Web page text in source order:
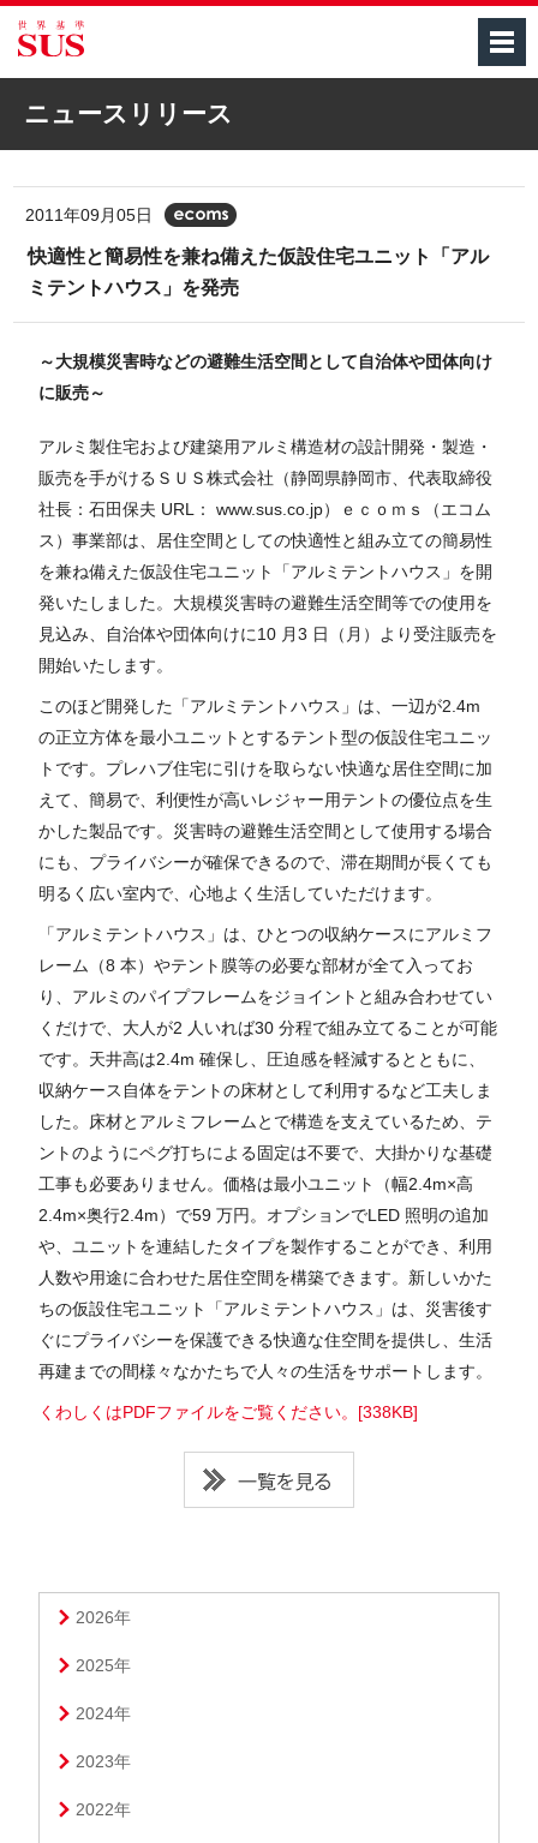
ニュースリリース
2011年09月05日
快適性と簡易性を兼ね備えた仮設住宅ユニット「アル
ミテントハウス」を発売
～大規模災害時などの避難生活空間として自治体や団体向け
に販売～
アルミ製住宅および建築用アルミ構造材の設計開発・製造・
販売を手がけるＳＵＳ株式会社（静岡県静岡市、代表取締役
社長：石田保夫 URL： www.sus.co.jp）ｅｃｏｍｓ（エコム
ス）事業部は、居住空間としての快適性と組み立ての簡易性
を兼ね備えた仮設住宅ユニット「アルミテントハウス」を開
発いたしました。大規模災害時の避難生活空間等での使用を
見込み、自治体や団体向けに10 月3 日（月）より受注販売を
開始いたします。
このほど開発した「アルミテントハウス」は、一辺が2.4m
の正立方体を最小ユニットとするテント型の仮設住宅ユニッ
トです。プレハブ住宅に引けを取らない快適な居住空間に加
えて、簡易で、利便性が高いレジャー用テントの優位点を生
かした製品です。災害時の避難生活空間として使用する場合
にも、プライバシーが確保できるので、滞在期間が長くても
明るく広い室内で、心地よく生活していただけます。
「アルミテントハウス」は、ひとつの収納ケースにアルミフ
レーム（8 本）やテント膜等の必要な部材が全て入ってお
り、アルミのパイプフレームをジョイントと組み合わせてい
くだけで、大人が2 人いれば30 分程で組み立てることが可能
です。天井高は2.4m 確保し、圧迫感を軽減するとともに、
収納ケース自体をテントの床材として利用するなど工夫しま
した。床材とアルミフレームとで構造を支えているため、テ
ントのようにペグ打ちによる固定は不要で、大掛かりな基礎
工事も必要ありません。価格は最小ユニット（幅2.4m×高
2.4m×奥行2.4m）で59 万円。オプションでLED 照明の追加
や、ユニットを連結したタイプを製作することができ、利用
人数や用途に合わせた居住空間を構築できます。新しいかた
ちの仮設住宅ユニット「アルミテントハウス」は、災害後す
ぐにプライバシーを保護できる快適な住空間を提供し、生活
再建までの間様々なかたちで人々の生活をサポートします。
くわしくはPDFファイルをご覧ください。[338KB]
2026年
2025年
2024年
2023年
2022年